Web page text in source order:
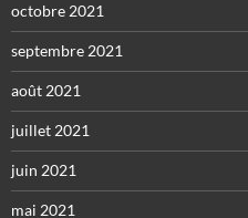
octobre 2021
septembre 2021
août 2021
juillet 2021
juin 2021
mai 2021